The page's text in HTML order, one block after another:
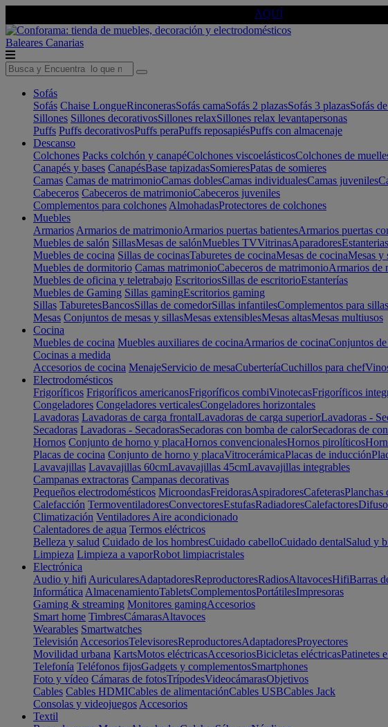
AQUÍ
Baleares Canarias
Sofás
Sofás Chaise LongueRinconerasSofás camaSofás 2 plazasSofás 3 plazasSofás
Sillones Sillones decorativosSillones relaxSillones relax levantapersonas
Puffs Puffs decorativosPuffs peraPuffs reposapiésPuffs con almacenaje
Descanso
Colchones Packs colchón y canapéColchones viscoelásticosColchones de
Canapés y bases CanapésBase tapizadasSomieresPatas de somieres
Camas Camas de matrimonioCamas doblesCamas individualesCamas juveniles
Cabeceros Cabeceros de matrimonioCabeceros juveniles
Complementos para colchones AlmohadasProtectores de colchones
Muebles
Armarios Armarios de matrimonioArmarios puertas batientesArmarios puertas
Muebles de salón SillasMesas de salónMuebles TVVitrinasAparadoresEstanterias
Muebles de cocina Sillas de cocinasTaburetes de cocinaMesas de cocinaMesas y
Muebles de dormitorio Camas matrimonioCabeceros de matrimonioArmarios de
Muebles de oficina y teletrabajo EscritoriosSillas de escritorioEstanterías
Muebles de Gaming Sillas gamingEscritorios gaming
Sillas TaburetesBancosSillas de comedorSillas infantilesComplementos para sillas
Mesas Conjuntos de mesas y sillasMesas extensiblesMesas altasMesas multiusos
Cocina
Muebles de cocina Muebles auxiliares de cocinaArmarios de cocinaConjuntos
Cocinas a medida
Accesorios de cocina MenajeServicio de mesaCuberteríaCuchillos para chef
Electrodomésticos
Frigoríficos Frigoríficos americanosFrigoríficos combiVinotecasFrigoríficos
Congeladores Congeladores verticalesCongeladores horizontales
Lavadoras Lavadoras de carga frontalLavadoras de carga superiorLavadoras -
Secadoras Lavadoras - SecadorasSecadoras con bomba de calorSecadoras de
Hornos Conjunto de horno y placaHornos convencionalesHornos pirolíticos
Placas de cocina Conjunto de horno y placaVitrocerámicaPlacas de inducción
Lavavajillas Lavavajillas 60cmLavavajillas 45cmLavavajillas integrables
Campanas extractoras Campanas decorativas
Pequeños electrodomésticos MicroondasFreidorasAspiradoresCafeterasPlanchas
Calefacción TermoventiladoresConvectoresEstufasRadiadoresCalefactores
Climatización Ventiladores Aire acondicionado
Calentadores de agua Termos eléctricos
Belleza y salud Cuidado de los hombresCuidado cabelloCuidado dentalSalud y
Limpieza Limpieza a vaporRobot limpiacristales
Electrónica
Audio y hifi AuricularesAdaptadoresReproductoresRadiosAltavocesHifiBarras
Informática AlmacenamientoTabletsComplementosPortátilesImpresoras
Gaming & streaming Monitores gamingAccesorios
Smart home TimbresCámarasAltavoces
Wearables Smartwatches
Televisión AccesoriosTelevisoresReproductoresAdaptadoresProyectores
Movilidad urbana KartsMotos eléctricasAccesoriosBicicletas eléctricasPatinetes
Telefonía Teléfonos fijosGadgets y complementosSmartphones
Foto y vídeo Cámaras de fotosTrípodesVideocámarasObjetivos
Cables Cables HDMICables de alimentaciónCables USBCables Jack
Consolas y videojuegos Accesorios
Textil